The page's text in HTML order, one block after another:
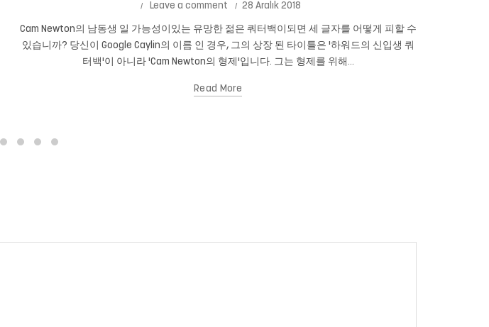
Leave a comment 28 Aralık 2018
Cam Newton의 남동생 일 가능성이있는 유망한 젊은 쿼터백이되면 세 글자를 어떻게 피할 수
있습니까? 당신이 Google Caylin의 이름 인 경우, 그의 상장 된 타이틀은 '하워드의 신입생 쿼
터백'이 아니라 'Cam Newton의 형제'입니다. 그는 형제를 위해...
Read More